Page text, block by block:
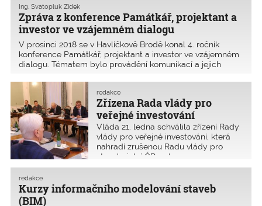
formulující 5 bodů k současné situaci.
Zpráva z konference Památkář, projektant a
investor ve vzájemném dialogu
Ing. Svatopluk Zídek
V prosinci 2018 se v Havlíčkově Brodě konal 4. ročník
konference Památkář, projektant a investor ve vzájemném
dialogu. Tématem bylo provádění komunikací a jejich
vhodných materiálů a technologií z hlediska funkčnosti
komunikace a zájmů památkové péče) a historické stavby
a jejich vliv na bezprostřední okolí.Zřízena Rada vlády pro
veřejné investování
redakce
Vláda 21. ledna schválila zřízení Rady
vlády pro veřejné investování, která
nahradí zrušenou Radu vlády pro
stavebnictví ČR, ustanovenou v roce
2014. Nová rada by měla koordinovat
se zřízením ministerstva pro veřejné
Kurzy informačního modelování staveb
(BIM)
redakce